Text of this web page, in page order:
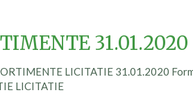
31.01.2020
LICITATIE 31.01.2020
LICITATIE